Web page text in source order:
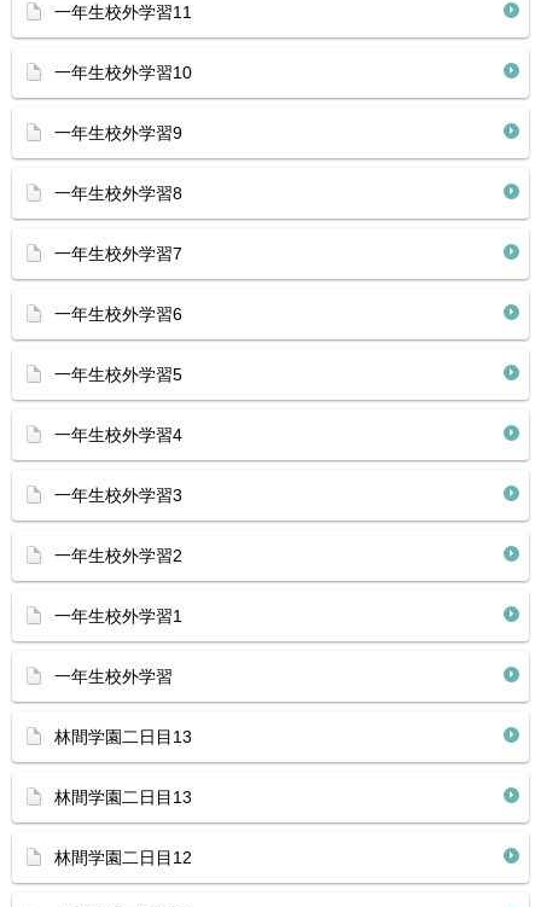
一年生校外学習11
一年生校外学習10
一年生校外学習9
一年生校外学習8
一年生校外学習7
一年生校外学習6
一年生校外学習5
一年生校外学習4
一年生校外学習3
一年生校外学習2
一年生校外学習1
一年生校外学習
林間学園二日目13
林間学園二日目13
林間学園二日目12